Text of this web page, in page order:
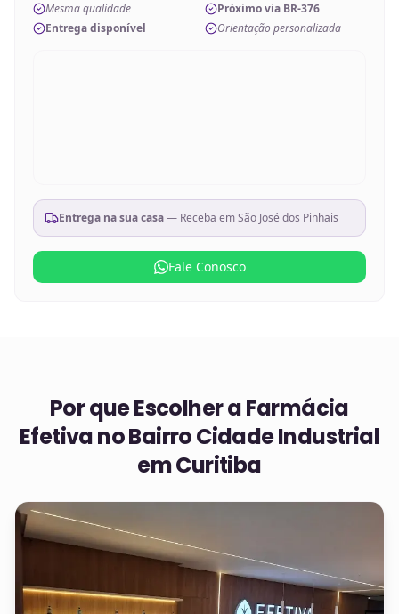
Mesma qualidade
Próximo via BR-376
Entrega disponível
Orientação personalizada
Entrega na sua casa— Receba emSão José dos Pinhais
Fale Conosco
Por que Escolher a Farmácia
Efetiva noBairro Cidade Industrial
em Curitiba